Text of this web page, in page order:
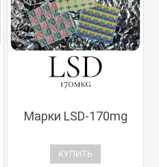
Марки LSD-170mg
КУПИТЬ